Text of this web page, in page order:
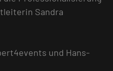
Sandra
und Hans-